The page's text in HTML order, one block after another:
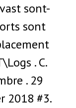
sont-
sont
. C.
. 29
2018 #3.